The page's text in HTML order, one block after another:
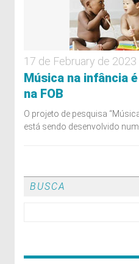
17 de February de 2023
Música na infância
na FOB
O projeto de pesquisa
está sendo desenvolvido
BUSCA